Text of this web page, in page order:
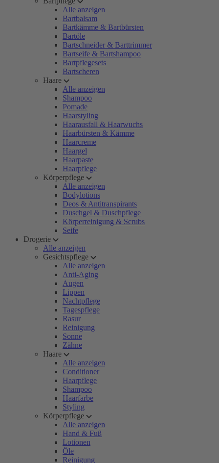
Alle anzeigen
Bartbalsam
Bartkämme & Bartbürsten
Bartöle
Bartschneider & Barttrimmer
Bartseife & Bartshampoo
Bartpflegesets
Bartscheren
Haare
Alle anzeigen
Shampoo
Pomade
Haarstyling
Haarausfall & Haarwuchs
Haarbürsten & Kämme
Haarcreme
Haargel
Haarpaste
Haarpflege
Körperpflege
Alle anzeigen
Bodylotions
Deos & Antitranspirants
Duschgel & Duschpflege
Körperreinigung & Scrubs
Seife
Drogerie
Alle anzeigen
Gesichtspflege
Alle anzeigen
Anti-Aging
Augen
Lippen
Nachtpflege
Tagespflege
Rasur
Reinigung
Sonne
Zähne
Haare
Alle anzeigen
Conditioner
Haarpflege
Shampoo
Haarfarbe
Styling
Körperpflege
Alle anzeigen
Hand & Fuß
Lotionen
Öle
Reinigung